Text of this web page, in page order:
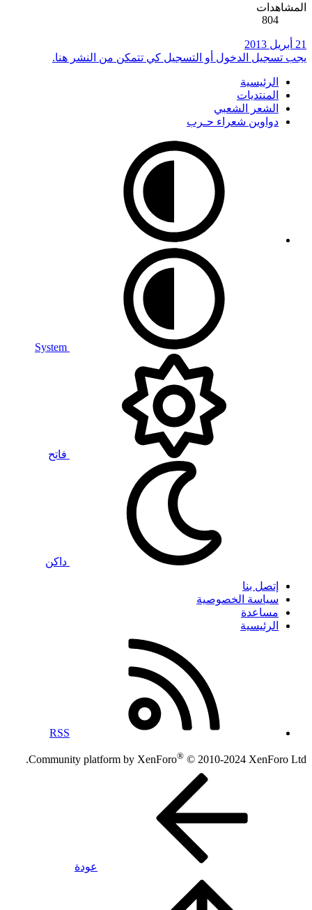
المشاهدات
804
21 أبريل 2013
يجب تسجيل الدخول أو التسجيل كي تتمكن من النشر هنا.
الرئيسية
المنتديات
الشعر الشعبي
دواوين شعراء حـرب
فاتح
داكن
إتصل بنا
سياسة الخصوصية
مساعدة
الرئيسية
RSS
Community platform by XenForo® © 2010-2024 XenForo Ltd.
عودة